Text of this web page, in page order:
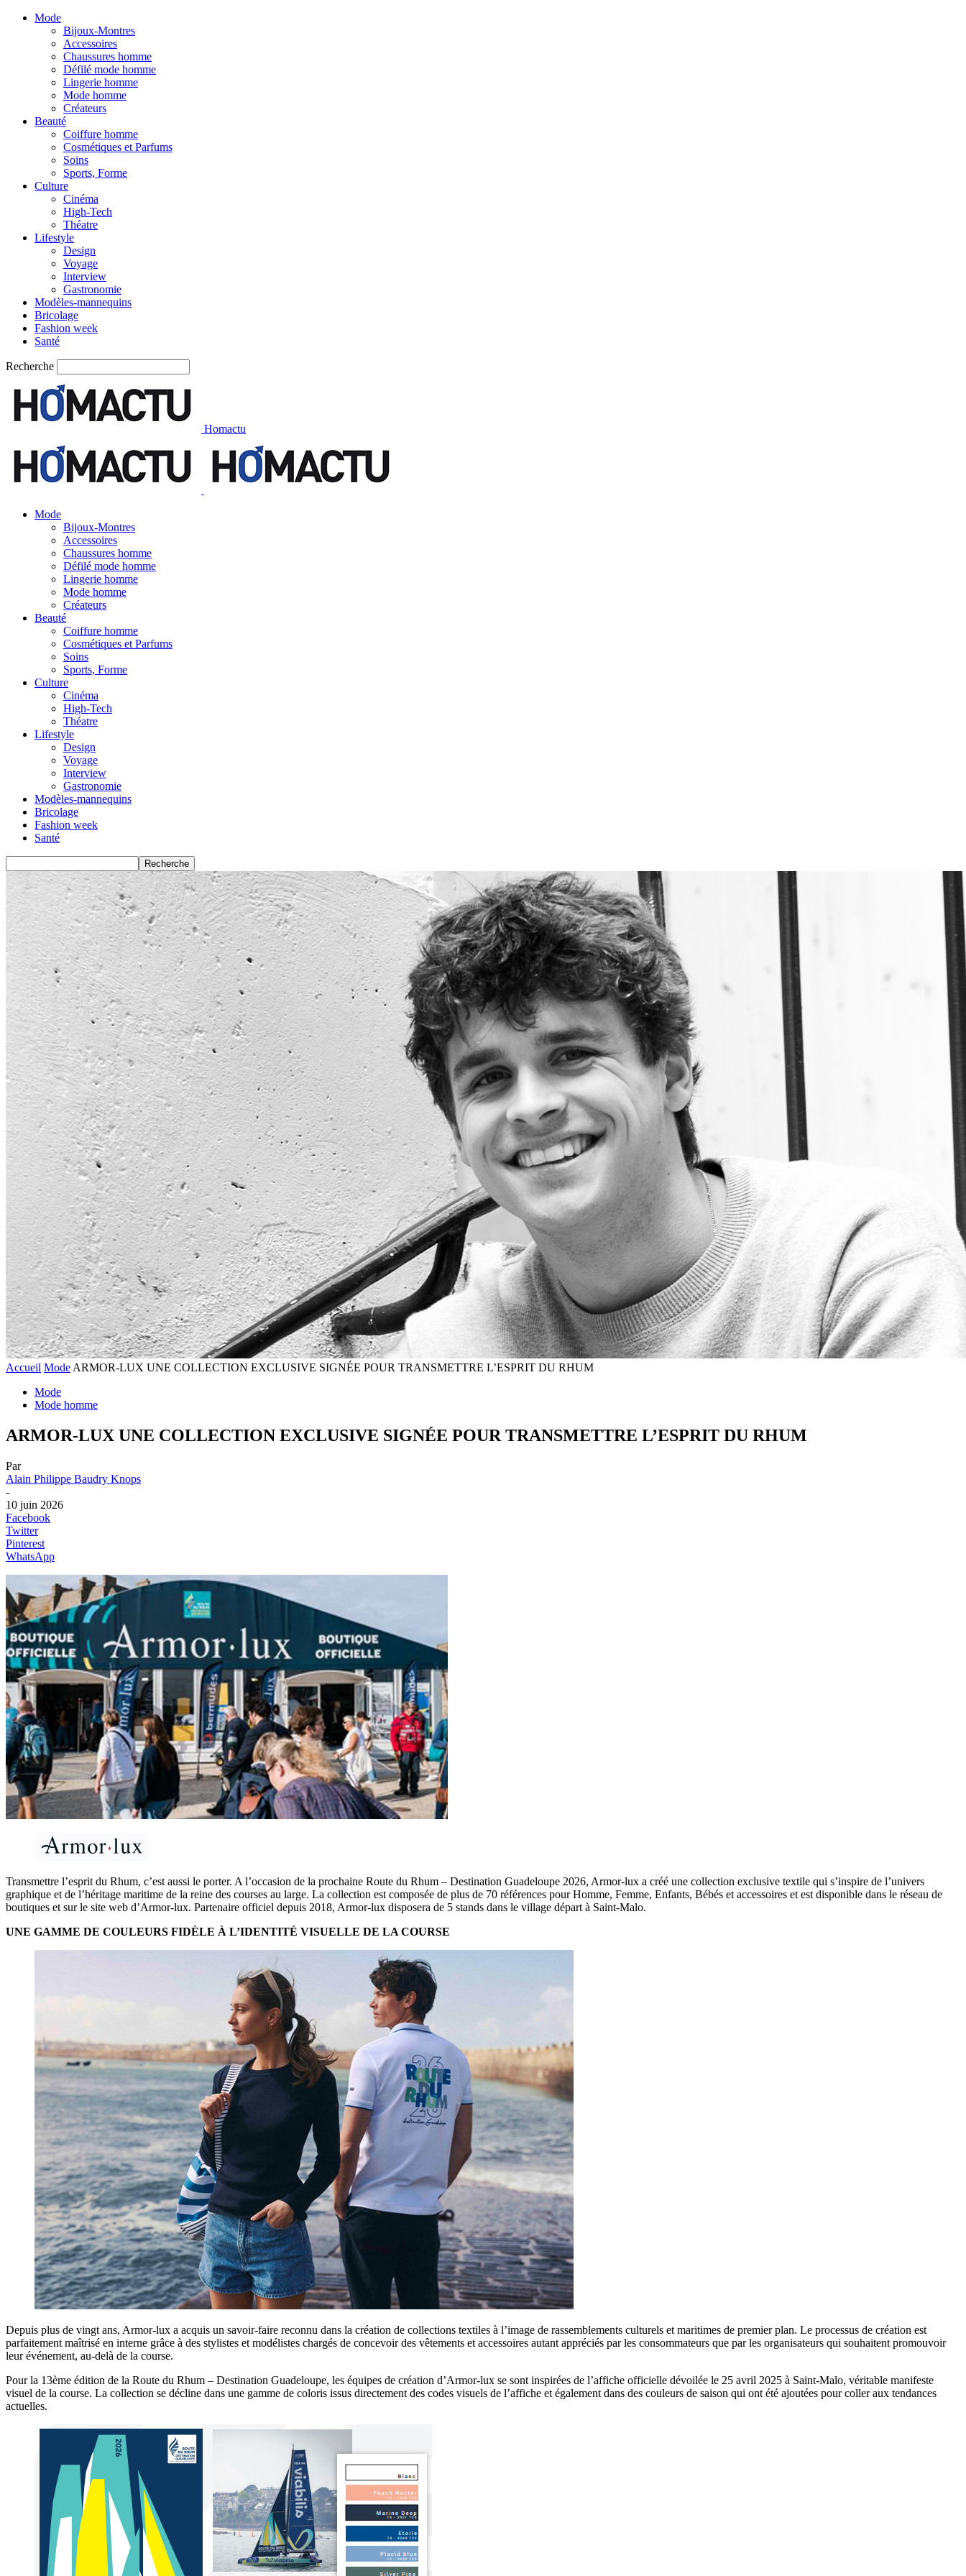
Mode
Bijoux-Montres
Accessoires
Chaussures homme
Défilé mode homme
Lingerie homme
Mode homme
Créateurs
Beauté
Coiffure homme
Cosmétiques et Parfums
Soins
Sports, Forme
Culture
Cinéma
High-Tech
Théatre
Lifestyle
Design
Voyage
Interview
Gastronomie
Modèles-mannequins
Bricolage
Fashion week
Santé
Recherche
Homactu
Mode
Bijoux-Montres
Accessoires
Chaussures homme
Défilé mode homme
Lingerie homme
Mode homme
Créateurs
Beauté
Coiffure homme
Cosmétiques et Parfums
Soins
Sports, Forme
Culture
Cinéma
High-Tech
Théatre
Lifestyle
Design
Voyage
Interview
Gastronomie
Modèles-mannequins
Bricolage
Fashion week
Santé
Accueil Mode ARMOR-LUX UNE COLLECTION EXCLUSIVE SIGNÉE POUR TRANSMETTRE L’ESPRIT DU RHUM
Mode
Mode homme
ARMOR-LUX UNE COLLECTION EXCLUSIVE SIGNÉE POUR TRANSMETTRE L’ESPRIT DU RHUM
Par
Alain Philippe Baudry Knops
-
10 juin 2026
Facebook
Twitter
Pinterest
WhatsApp
Transmettre l’esprit du Rhum, c’est aussi le porter. A l’occasion de la prochaine Route du Rhum – Destination Guadeloupe 2026, Armor-lux a créé une collection exclusive textile qui s’inspire de l’univers
graphique et de l’héritage maritime de la reine des courses au large. La collection est composée de plus de 70 références pour Homme, Femme, Enfants, Bébés et accessoires et est disponible dans le réseau de
boutiques et sur le site web d’Armor-lux. Partenaire officiel depuis 2018, Armor-lux disposera de 5 stands dans le village départ à Saint-Malo.
UNE GAMME DE COULEURS FIDÈLE À L’IDENTITÉ VISUELLE DE LA COURSE
Depuis plus de vingt ans, Armor-lux a acquis un savoir-faire reconnu dans la création de collections textiles à l’image de rassemblements culturels et maritimes de premier plan. Le processus de création est
parfaitement maîtrisé en interne grâce à des stylistes et modélistes chargés de concevoir des vêtements et accessoires autant appréciés par les consommateurs que par les organisateurs qui souhaitent promouvoir
leur événement, au-delà de la course.
Pour la 13ème édition de la Route du Rhum – Destination Guadeloupe, les équipes de création d’Armor-lux se sont inspirées de l’affiche officielle dévoilée le 25 avril 2025 à Saint-Malo, véritable manifeste
visuel de la course. La collection se décline dans une gamme de coloris issus directement des codes visuels de l’affiche et également dans des couleurs de saison qui ont été ajoutées pour coller aux tendances
actuelles.